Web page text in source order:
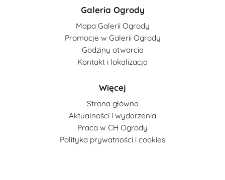
Galeria Ogrody
Mapa Galerii Ogrody
Promocje w Galerii Ogrody
Godziny otwarcia
Kontakt i lokalizacja
Więcej
Strona główna
Aktualności i wydarzenia
Praca w CH Ogrody
Polityka prywatności i cookies